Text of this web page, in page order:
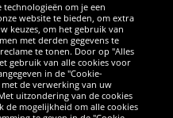
om je een
website te bieden, om extra
keuzes, om het gebruik van
met derden gegevens te
te tonen. Door op "Alles
gebruik van alle cookies voor
in de "Cookie-
de verwerking van uw
uitzondering van de cookies
de mogelijkheid om alle cookies